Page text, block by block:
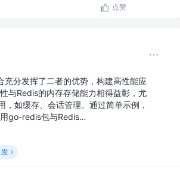
点赞
充分发挥了二者的优势，构建高性能应
与Redis的内存存储能力相得益彰，尤
，如缓存、会话管理。通过简单示例，
go-redis包与Redis…